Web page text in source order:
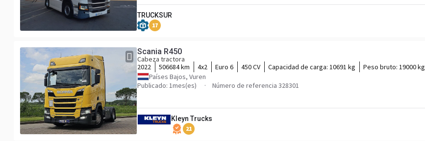
TRUCKSUR
17
Scania R450
Cabeza tractora
2022
506684 km 4x2 Euro 6 450 CV Capacidad de carga: 10691 kg Peso bruto: 19000 kg
Países Bajos, Vuren
Publicado: 1mes(es)
Número de referencia 328301
Kleyn Trucks
21